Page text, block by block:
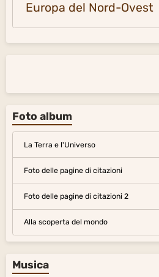
Europa del Nord-Ovest
Foto album
La Terra e l'Universo
Foto delle pagine di citazioni
Foto delle pagine di citazioni 2
Alla scoperta del mondo
Musica